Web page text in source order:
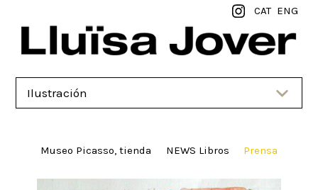
CAT ENG
Ilustración
Museo Picasso, tienda NEWS Libros Prensa